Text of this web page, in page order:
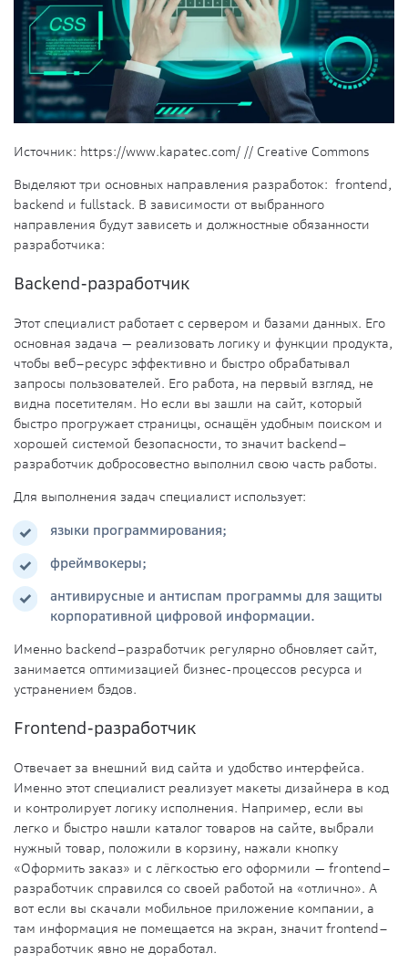
Источник: https://www.kapatec.com/ // Creative Commons
Выделяют три основных направления разработок: frontend,
backend и fullstack. В зависимости от выбранного
направления будут зависеть и должностные обязанности
разработчика:
Backend-разработчик
Этот специалист работает с сервером и базами данных. Его
основная задача — реализовать логику и функции продукта,
чтобы веб–ресурс эффективно и быстро обрабатывал
запросы пользователей. Его работа, на первый взгляд, не
видна посетителям. Но если вы зашли на сайт, который
быстро прогружает страницы, оснащён удобным поиском и
хорошей системой безопасности, то значит backend–
разработчик добросовестно выполнил свою часть работы.
Для выполнения задач специалист использует:
языки программирования;
фреймвокеры;
антивирусные и антиспам программы для защиты
корпоративной цифровой информации.
Именно backend–разработчик регулярно обновляет сайт,
занимается оптимизацией бизнес-процессов ресурса и
устранением бэдов.
Frontend-разработчик
Отвечает за внешний вид сайта и удобство интерфейса.
Именно этот специалист реализует макеты дизайнера в код
и контролирует логику исполнения. Например, если вы
легко и быстро нашли каталог товаров на сайте, выбрали
нужный товар, положили в корзину, нажали кнопку
«Оформить заказ» и с лёгкостью его оформили — frontend–
разработчик справился со своей работой на «отлично». А
вот если вы скачали мобильное приложение компании, а
там информация не помещается на экран, значит frontend–
разработчик явно не доработал.